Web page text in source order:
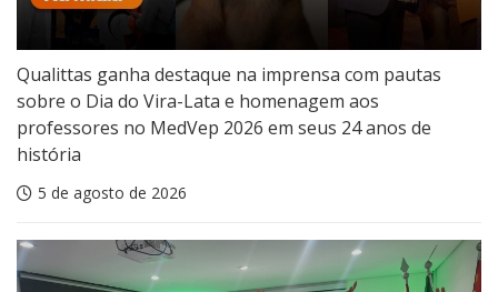
Qualittas ganha destaque na imprensa com pautas
sobre o Dia do Vira-Lata e homenagem aos
professores no MedVep 2026 em seus 24 anos de
história
5 de agosto de 2026